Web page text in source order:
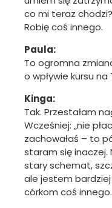
co mi teraz
Robię coś innego.
Paula:
To ogromna
o wpływie kursu
Kinga:
Tak. Przestałam
Wcześniej: „nie
zachowałaś – to
staram się inaczej.
stary schemat,
ale jestem
córkom coś innego.